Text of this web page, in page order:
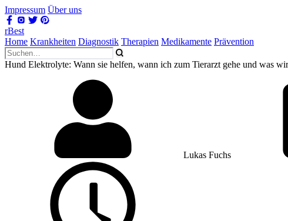
Impressum Über uns
rBest
Home Krankheiten Diagnostik Therapien Medikamente Prävention
Hund Elektrolyte: Wann sie helfen, wann ich zum Tierarzt gehe und was
Lukas Fuchs